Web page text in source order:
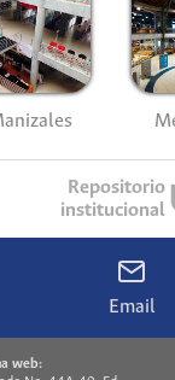
Repositorio
institucional
Email
web: